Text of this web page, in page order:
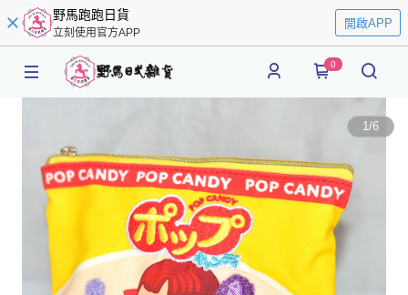
野馬跑跑日貨
立刻使用官方APP
開啟APP
0
1/6